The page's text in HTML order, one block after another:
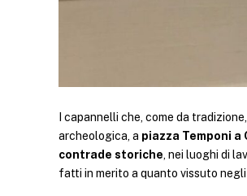
I capannelli che, come da
archeologica, a piazza Temponi a
contrade storiche, nei luoghi di
fatti in merito a quanto vissuto